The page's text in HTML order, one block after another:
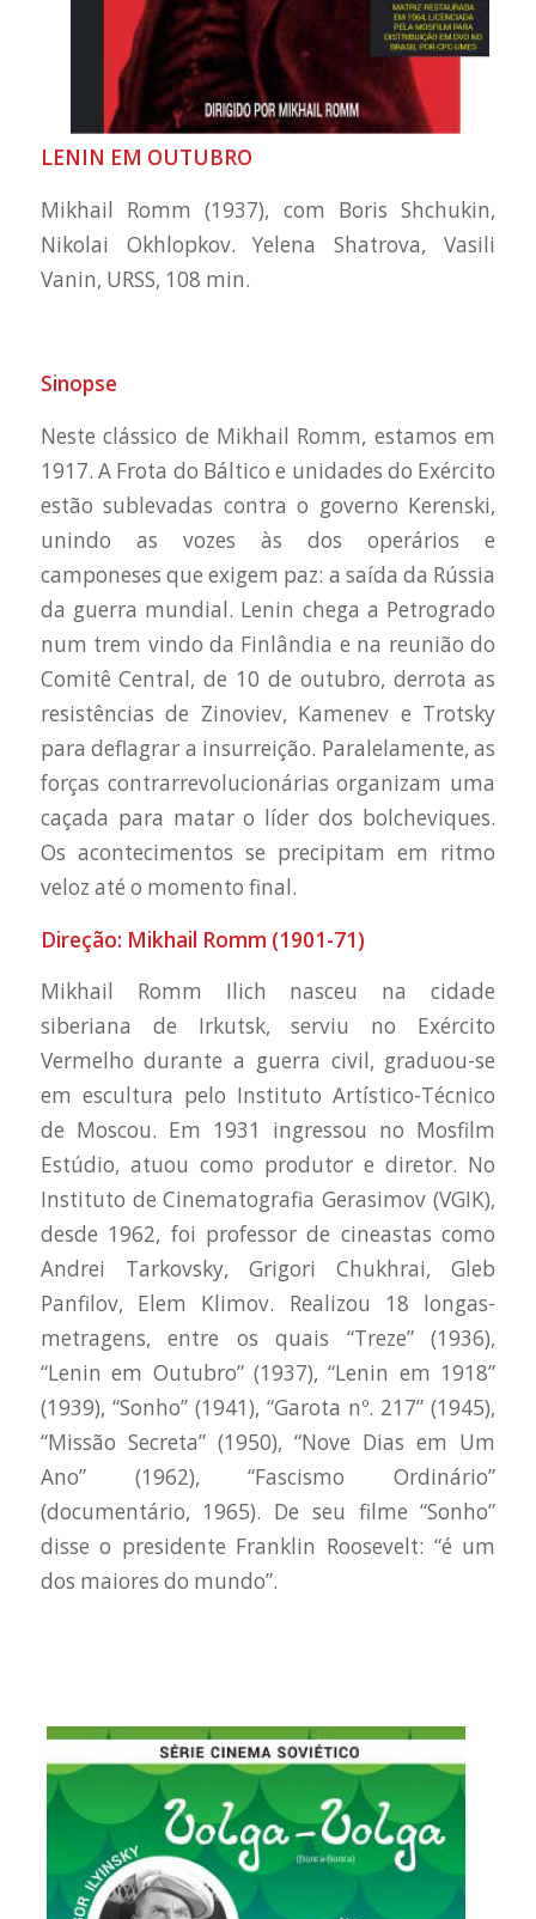
LENIN EM OUTUBRO
Mikhail Romm (1937), com Boris Shchukin,
Nikolai Okhlopkov. Yelena Shatrova, Vasili
Vanin, URSS, 108 min.
Sinopse
Neste clássico de Mikhail Romm, estamos em
1917. A Frota do Báltico e unidades do Exército
estão sublevadas contra o governo Kerenski,
unindo as vozes às dos operários e
camponeses que exigem paz: a saída da Rússia
da guerra mundial. Lenin chega a Petrogrado
num trem vindo da Finlândia e na reunião do
Comitê Central, de 10 de outubro, derrota as
resistências de Zinoviev, Kamenev e Trotsky
para deflagrar a insurreição. Paralelamente, as
forças contrarrevolucionárias organizam uma
caçada para matar o líder dos bolcheviques.
Os acontecimentos se precipitam em ritmo
veloz até o momento final.
Direção: Mikhail Romm (1901-71)
Mikhail Romm Ilich nasceu na cidade
siberiana de Irkutsk, serviu no Exército
Vermelho durante a guerra civil, graduou-se
em escultura pelo Instituto Artístico-Técnico
de Moscou. Em 1931 ingressou no Mosfilm
Estúdio, atuou como produtor e diretor. No
Instituto de Cinematografia Gerasimov (VGIK),
desde 1962, foi professor de cineastas como
Andrei Tarkovsky, Grigori Chukhrai, Gleb
Panfilov, Elem Klimov. Realizou 18 longas-
metragens, entre os quais “Treze” (1936),
“Lenin em Outubro” (1937), “Lenin em 1918”
(1939), “Sonho” (1941), “Garota nº. 217” (1945),
“Missão Secreta” (1950), “Nove Dias em Um
Ano” (1962), “Fascismo Ordinário”
(documentário, 1965). De seu filme “Sonho”
disse o presidente Franklin Roosevelt: “é um
dos maiores do mundo”.